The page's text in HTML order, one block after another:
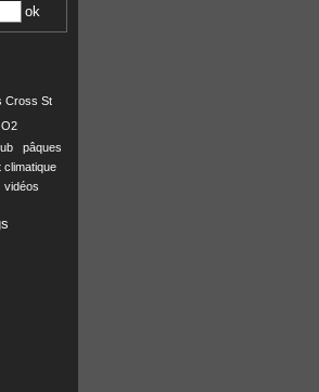
Cross St
O2
pâques
climatique
vidéos